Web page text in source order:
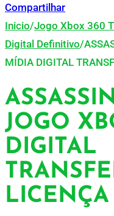
Compartilhar
Inicio/Jogo Xbox 360
Digital Definitivo/
MÍDIA DIGITAL
JOGO
DIGITAL
LICENÇA